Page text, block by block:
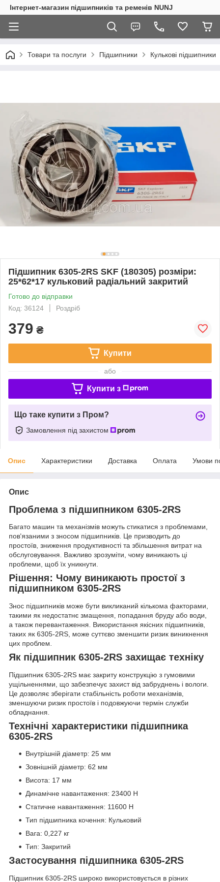
Інтернет-магазин підшипників та ременів NUNJ
Товари та послуги Підшипники Кулькові підшипники
Підшипник 6305-2RS SKF (180305) розміри:
25*62*17 кульковий радіальний закритий
Готово до відправки
Код: 36124
Роздріб
379 ₴
Купити
або
Купити з
Що таке купити з Пром?
Замовлення під захистом
Опис Характеристики Доставка Оплата Умови
Опис
Проблема з підшипником 6305-2RS
Багато машин та механізмів можуть стикатися з проблемами,
пов'язаними з зносом підшипників. Це призводить до
простоїв, зниження продуктивності та збільшення витрат на
обслуговування. Важливо зрозуміти, чому виникають ці
проблеми, щоб їх уникнути.
Рішення: Чому виникають простої з
підшипником 6305-2RS
Знос підшипників може бути викликаний кількома факторами,
такими як недостатнє змащення, попадання бруду або води,
а також перевантаження. Використання якісних підшипників,
таких як 6305-2RS, може суттєво зменшити ризик виникнення
цих проблем.
Як підшипник 6305-2RS захищає техніку
Підшипник 6305-2RS має закриту конструкцію з гумовими
ущільненнями, що забезпечує захист від забруднень і вологи.
Це дозволяє зберігати стабільність роботи механізмів,
зменшуючи ризик простоїв і подовжуючи термін служби
обладнання.
Технічні характеристики підшипника
6305-2RS
Внутрішній діаметр: 25 мм
Зовнішній діаметр: 62 мм
Висота: 17 мм
Динамічне навантаження: 23400 Н
Статичне навантаження: 11600 Н
Тип підшипника кочення: Кульковий
Вага: 0,227 кг
Тип: Закритий
Застосування підшипника 6305-2RS
Підшипник 6305-2RS широко використовується в різних